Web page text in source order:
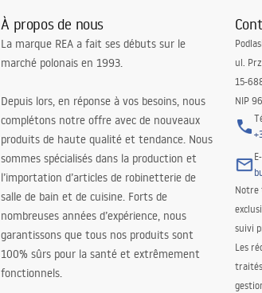
À propos de nous
La marque REA a fait ses débuts sur le
marché polonais en 1993.
Depuis lors, en réponse à vos besoins, nous
complétons notre offre avec de nouveaux
produits de haute qualité et tendance. Nous
sommes spécialisés dans la production et
l’importation d’articles de robinetterie de
salle de bain et de cuisine. Forts de
nombreuses années d’expérience, nous
garantissons que tous nos produits sont
100% sûrs pour la santé et extrêmement
fonctionnels.
ul.
15-
NIP
Notre
suivi
Les